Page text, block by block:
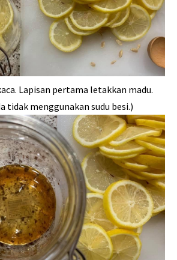
Lapisan pertama letakkan madu.
tidak menggunakan sudu besi.)